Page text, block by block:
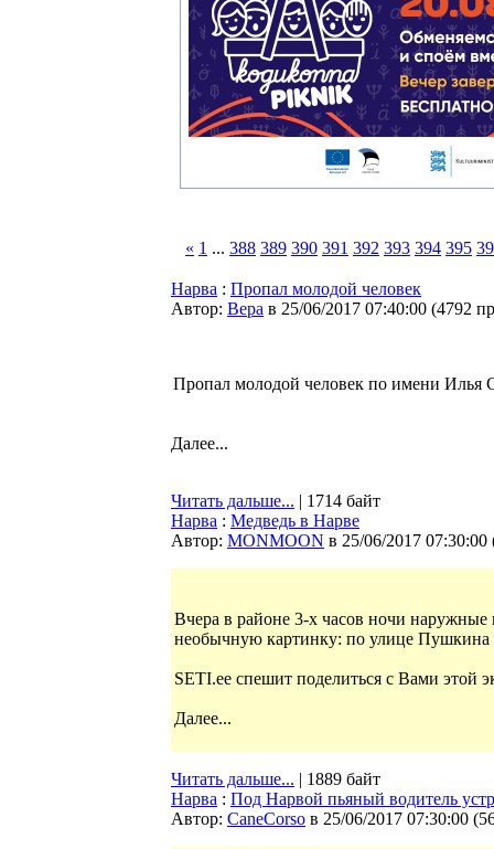
« 1 ... 388 389 390 391 392 393 394 395
Нарва : Пропал молодой человек
Автор: Bepa в 25/06/2017 07:40:00 (4792
Пропал молодой человек по имени Илья
Далее...
Читать дальше... | 1714 байт
Нарва : Медведь в Нарве
Автор: MONMOON в 25/06/2017 07:30:00
Вчера в районе 3-х часов ночи наружные
необычную картинку: по улице Пушкина
SETI.ee спешит поделиться с Вами этой
Далее...
Читать дальше... | 1889 байт
Нарва : Под Нарвой пьяный водитель
Автор: CaneCorso в 25/06/2017 07:30:00 (